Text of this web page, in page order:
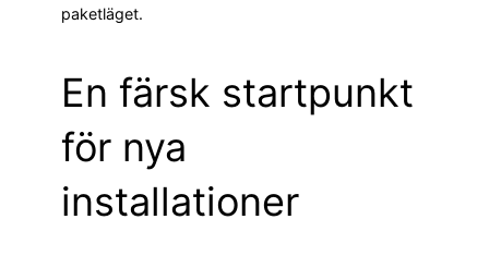
paketläget.
En färsk startpunkt
för nya
installationer